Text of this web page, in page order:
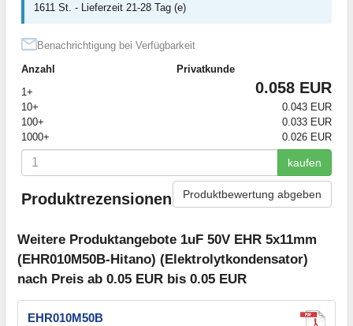
1611 St. - Lieferzeit 21-28 Tag (e)
Benachrichtigung bei Verfügbarkeit
Anzahl
Privatkunde
1+
0.058 EUR
10+
0.043 EUR
100+
0.033 EUR
1000+
0.026 EUR
kaufen
Produktrezensionen Produktbewertung abgeben
Weitere Produktangebote 1uF 50V EHR 5x11mm
(EHR010M50B-Hitano) (Elektrolytkondensator)
nach Preis ab 0.05 EUR bis 0.05 EUR
EHR010M50B